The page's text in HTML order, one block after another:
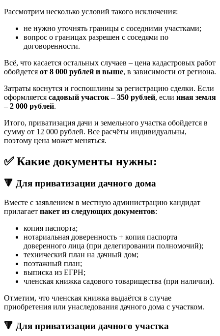
Рассмотрим несколько условий такого исключения:
не нужно уточнять границы с соседними участками;
вопрос о границах разрешен с соседями по
договоренности.
Всё, что касается остальных случаев – цена кадастровых работ
обойдется от 8 000 рублей и выше, в зависимости от региона.
Затраты коснутся и госпошлины за регистрацию сделки. Если
оформляется садовый участок – 350 рублей, если иная земля
– 2 000 рублей.
Итого, приватизация дачи и земельного участка обойдется в
сумму от 12 000 рублей. Все расчёты индивидуальны,
поэтому цена может меняться.
✅ Какие документы нужны:
🔻 Для приватизации дачного дома
Вместе с заявлением в местную администрацию кандидат
прилагает пакет из следующих документов:
копия паспорта;
нотариальная доверенность + копия паспорта
доверенного лица (при делегировании полномочий);
технический план на дачный дом;
поэтажный план;
выписка из ЕГРН;
членская книжка садового товарищества (при наличии).
Отметим, что членская книжка выдаётся в случае
приобретения или унаследования дачного дома с участком.
🔻 Для приватизации дачного участка